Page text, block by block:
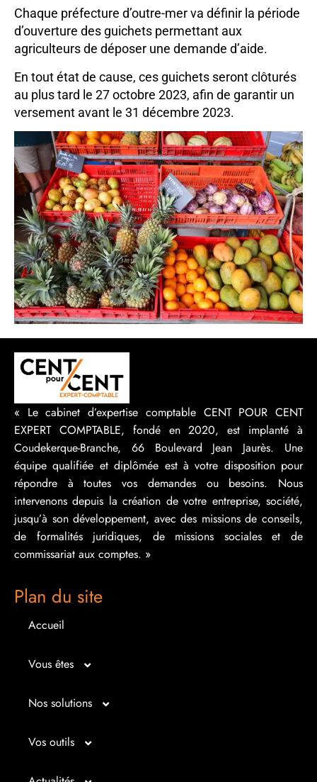
Chaque préfecture d’outre-mer va définir la période
d’ouverture des guichets permettant aux
agriculteurs de déposer une demande d’aide.
En tout état de cause, ces guichets seront clôturés
au plus tard le 27 octobre 2023, afin de garantir un
versement avant le 31 décembre 2023.
« Le cabinet d’expertise comptable CENT POUR CENT
EXPERT COMPTABLE, fondé en 2020, est implanté à
Coudekerque-Branche, 66 Boulevard Jean Jaurès. Une
équipe qualifiée et diplômée est à votre disposition pour
répondre à toutes vos demandes ou besoins. Nous
intervenons depuis la création de votre entreprise, société,
jusqu’à son développement, avec des missions de conseils,
de formalités juridiques, de missions sociales et de
commissariat aux comptes. »
Plan du site
Accueil
Vous êtes
Micro entrepreneur
Créateur d’entreprise
Repreneur d’entreprise
Nos solutions
Entrepreunariat
Gestion
Vos outils